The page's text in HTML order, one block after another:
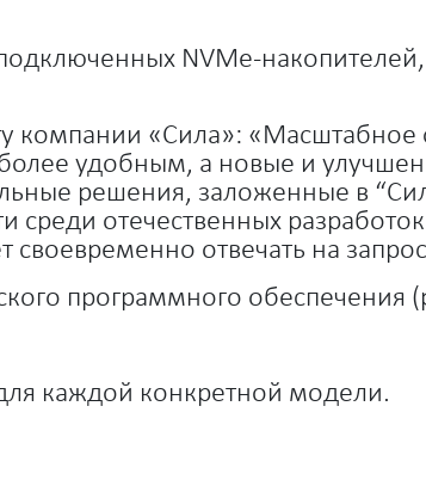
NVMe-
компании «Сила»: «Масштабное
удобным, а новые и
решения, заложенные в
отечественных
своевременно отвечать на
программного обеспечения
каждой конкретной модели.